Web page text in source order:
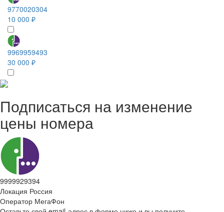
9770020304
10 000 ₽
9969959493
30 000 ₽
Подписаться на изменение
цены номера
9999929394
Локация Россия
Оператор МегаФон